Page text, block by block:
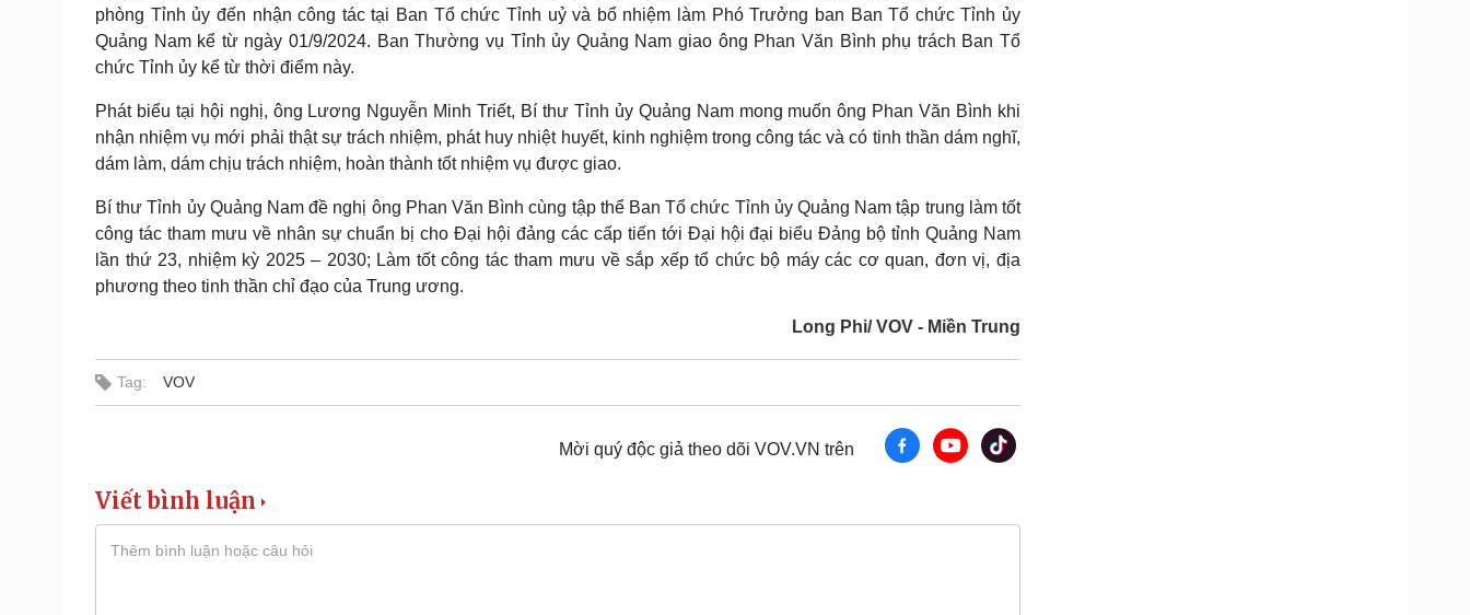
phòng Tỉnh ủy đến nhận công tác tại Ban Tổ chức Tỉnh uỷ và bổ nhiệm làm Phó Trưởng ban Ban Tổ chức Tỉnh ủy
Quảng Nam kể từ ngày 01/9/2024. Ban Thường vụ Tỉnh ủy Quảng Nam giao ông Phan Văn Bình phụ trách Ban Tổ
chức Tỉnh ủy kể từ thời điểm này.
Phát biểu tại hội nghị, ông Lương Nguyễn Minh Triết, Bí thư Tỉnh ủy Quảng Nam mong muốn ông Phan Văn Bình khi
nhận nhiệm vụ mới phải thật sự trách nhiệm, phát huy nhiệt huyết, kinh nghiệm trong công tác và có tinh thần dám nghĩ,
dám làm, dám chịu trách nhiệm, hoàn thành tốt nhiệm vụ được giao.
Bí thư Tỉnh ủy Quảng Nam đề nghị ông Phan Văn Bình cùng tập thể Ban Tổ chức Tỉnh ủy Quảng Nam tập trung làm tốt
công tác tham mưu về nhân sự chuẩn bị cho Đại hội đảng các cấp tiến tới Đại hội đại biểu Đảng bộ tỉnh Quảng Nam
lần thứ 23, nhiệm kỳ 2025 – 2030; Làm tốt công tác tham mưu về sắp xếp tổ chức bộ máy các cơ quan, đơn vị, địa
phương theo tinh thần chỉ đạo của Trung ương.
Long Phi/ VOV - Miền Trung
Tag: VOV
Mời quý độc giả theo dõi VOV.VN trên
Viết bình luận